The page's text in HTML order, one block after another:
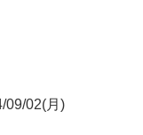
09/02(月)